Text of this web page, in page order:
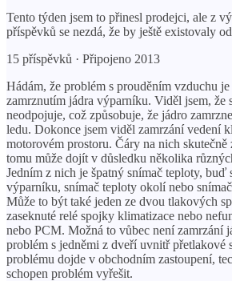
Tento týden jsem to přinesl prodejci, ale z
příspěvků se nezdá, že by ještě existovaly
15 příspěvků · Připojeno 2013
Hádám, že problém s prouděním vzduchu je
zamrznutím jádra výparníku. Viděl jsem, že
neodpojuje, což způsobuje, že jádro
ledu. Dokonce jsem viděl zamrzání vedení
motorovém prostoru. Čáry na nich
tomu může dojít v důsledku několika
Jedním z nich je špatný snímač teploty, buď
výparníku, snímač teploty okolí nebo
Může to být také jeden ze dvou tlakových
zaseknuté relé spojky klimatizace nebo
nebo PCM. Možná to vůbec není zamrzání
problém s jedněmi z dveří uvnitř přetlakové
problému dojde v obchodním zastoupení,
schopen problém vyřešit.